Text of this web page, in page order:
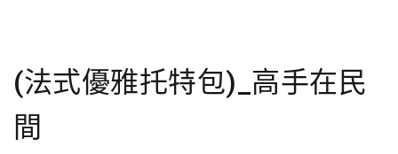
(法式優雅托特包)_高手在民
間